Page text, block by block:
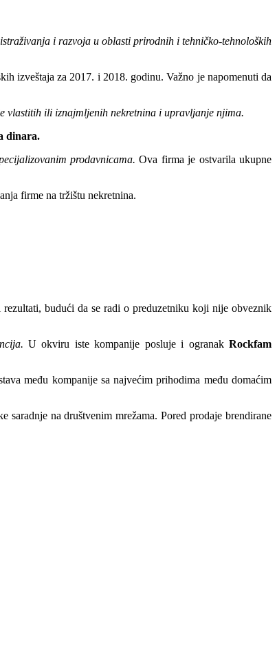
i razvoja u oblasti prirodnih i tehničko-tehnoloških
izveštaja za 2017. i 2018. godinu. Važno je napomenuti da
vlastitih ili iznajmljenih nekretnina i upravljanje njima.
dinara.
prodavnicama.Ova firma je ostvarila ukupne
firme na tržištu nekretnina.
budući da se radi o preduzetniku koji nije obveznik
U okviru iste kompanije posluje i ogranakRockfam
među kompanije sa najvećim prihodima među domaćim
na društvenim mrežama. Pored prodaje brendirane